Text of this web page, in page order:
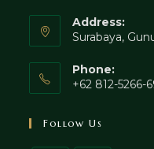
Address:
Surabaya,
Phone:
+62 812-5266-
Follow Us